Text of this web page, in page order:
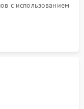
с использованием
микросхемы
USB